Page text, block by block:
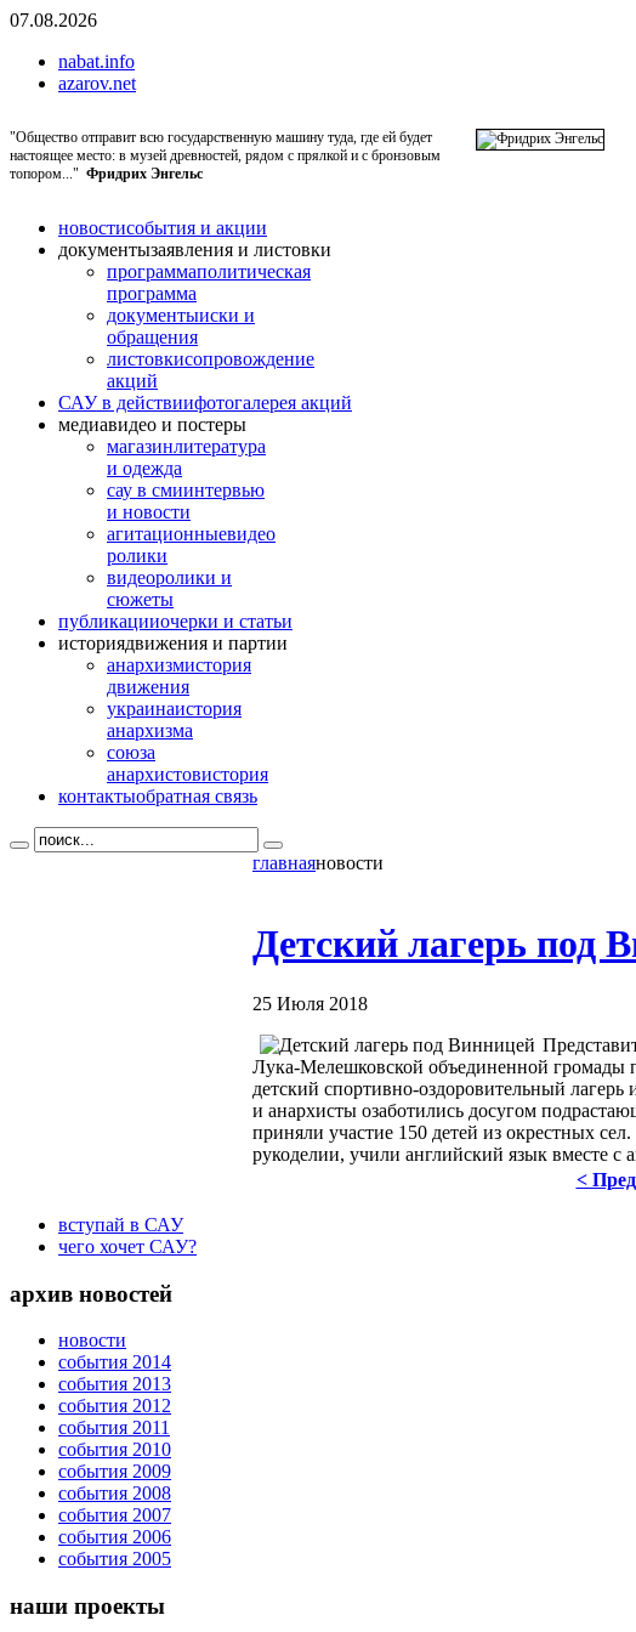
07.08.2026
nabat.info
azarov.net
"Общество отправит всю государственную машину туда, где ей будет
настоящее место: в музей древностей, рядом с прялкой и с бронзовым
топором..." Фридрих Энгельс
новостисобытия и акции
документызаявления и листовки
программаполитическая
программа
документыиски и
обращения
листовкисопровождение
акций
САУ в действиифотогалерея акций
медиавидео и постеры
магазинлитература
и одежда
сау в смиинтервью
и новости
агитационныевидео
ролики
видеоролики и
сюжеты
публикацииочерки и статьи
историядвижения и партии
анархизмистория
движения
украинаистория
анархизма
союза
анархистовистория
контактыобратная связь
главнаяновости
Детский лагерь под
25 Июля 2018
Лука-Мелешковской объединенной громады
детский спортивно-оздоровительный
и анархисты озаботились досугом
приняли участие 150 детей из окрестных
рукоделии, учили английский язык вместе с
<
вступай в САУ
чего хочет САУ?
архив новостей
новости
события 2014
события 2013
события 2012
события 2011
события 2010
события 2009
события 2008
события 2007
события 2006
события 2005
наши проекты